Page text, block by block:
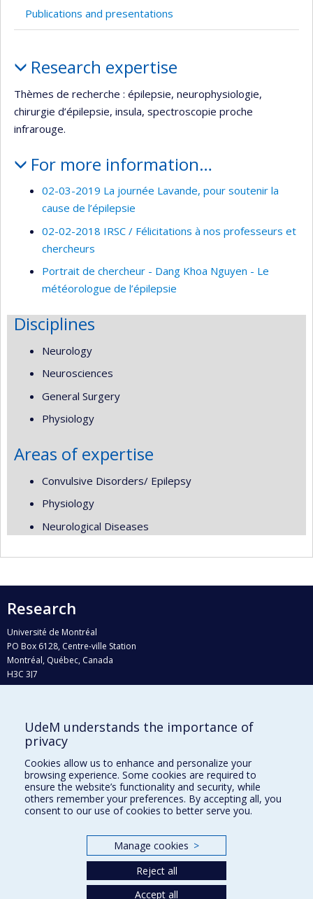
recherche
Publications and presentations
Research expertise
Thèmes de recherche : épilepsie, neurophysiologie,
chirurgie d’épilepsie, insula, spectroscopie proche
infrarouge.
For more information…
02-03-2019 La journée Lavande, pour soutenir la
cause de l’épilepsie
02-02-2018 IRSC / Félicitations à nos professeurs et
chercheurs
Portrait de chercheur - Dang Khoa Nguyen - Le
météorologue de l’épilepsie
Disciplines
Neurology
Neurosciences
General Surgery
Physiology
Areas of expertise
Convulsive Disorders/ Epilepsy
Physiology
Neurological Diseases
Research
Université de Montréal
PO Box 6128, Centre-ville Station
Montréal, Québec, Canada
H3C 3J7
Who does what?
Find us
Site map
Accessibility
UdeM understands the importance of
privacy
Cookies allow us to enhance and personalize your
browsing experience. Some cookies are required to
ensure the website’s functionality and security, while
others remember your preferences. By accepting all, you
consent to our use of cookies to better serve you.
Manage cookies >
Reject all
Accept all